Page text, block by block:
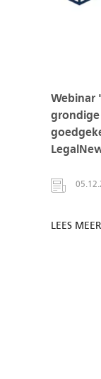
Webinar
LEES MEER